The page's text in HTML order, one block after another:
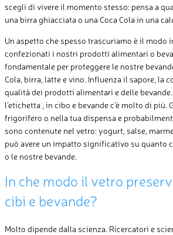
scegli di vivere il momento stesso: pensa a
una birra ghiacciata o una Coca Cola in una
Un aspetto che spesso trascuriamo è il modo
confezionati i nostri prodotti alimentari o
fondamentale per proteggere le nostre
Cola, birra, latte e vino. Influenza il sapore, la
qualità dei prodotti alimentari e delle
l’etichetta , in cibo e bevande c’è molto di più.
frigorifero o nella tua dispensa e
sono contenute nel vetro: yogurt, salse,
può avere un impatto significativo su quanto
o le nostre bevande.
In che modo il vetro
cibi e bevande?
Molto dipende dalla scienza. Ricercatori e